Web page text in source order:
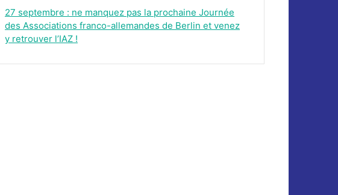
27 septembre : ne manquez pas la prochaine Journée
des Associations franco-allemandes de Berlin et venez
y retrouver l’IAZ !